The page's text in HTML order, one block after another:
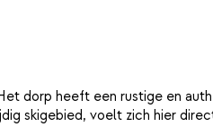
dorp heeft een rustige en
skigebied, voelt zich hier